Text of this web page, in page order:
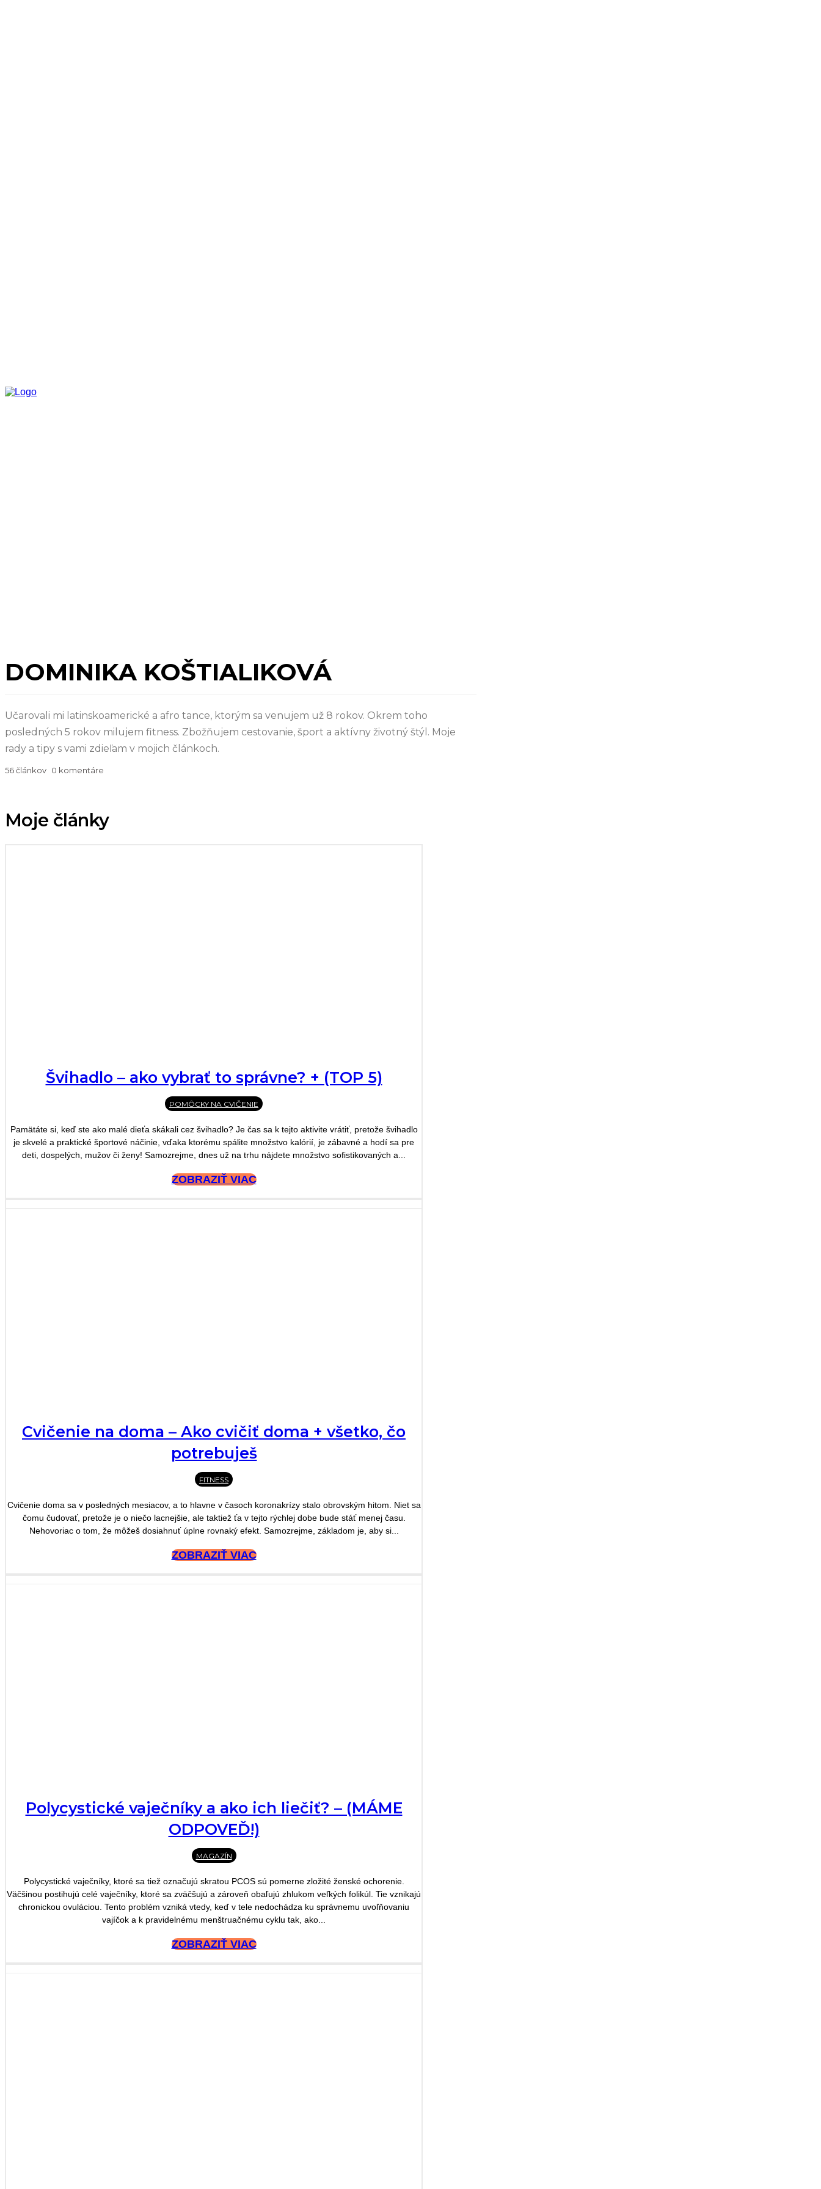
DOMINIKA KOŠTIALIKOVÁ
Učarovali mi latinskoamerické a afro tance, ktorým sa venujem už 8 rokov. Okrem toho
posledných 5 rokov milujem fitness. Zbožňujem cestovanie, šport a aktívny životný štýl. Moje
rady a tipy s vami zdieľam v mojich článkoch.
56 článkov 0 komentáre
Moje články
Švihadlo – ako vybrať to správne? + (TOP 5)
POMÔCKY NA CVIČENIE
Pamätáte si, keď ste ako malé dieťa skákali cez švihadlo? Je čas sa k tejto aktivite vrátiť, pretože švihadlo
je skvelé a praktické športové náčinie, vďaka ktorému spálite množstvo kalórií, je zábavné a hodí sa pre
deti, dospelých, mužov či ženy! Samozrejme, dnes už na trhu nájdete množstvo sofistikovaných a...
ZOBRAZIŤ VIAC
Cvičenie na doma – Ako cvičiť doma + všetko, čo
potrebuješ
FITNESS
Cvičenie doma sa v posledných mesiacov, a to hlavne v časoch koronakrízy stalo obrovským hitom. Niet sa
čomu čudovať, pretože je o niečo lacnejšie, ale taktiež ťa v tejto rýchlej dobe bude stáť menej času.
Nehovoriac o tom, že môžeš dosiahnuť úplne rovnaký efekt. Samozrejme, základom je, aby si...
ZOBRAZIŤ VIAC
Polycystické vaječníky a ako ich liečiť? – (MÁME
ODPOVEĎ!)
MAGAZÍN
Polycystické vaječníky, ktoré sa tiež označujú skratou PCOS sú pomerne zložité ženské ochorenie.
Väčšinou postihujú celé vaječníky, ktoré sa zväčšujú a zároveň obaľujú zhlukom veľkých folikúl. Tie vznikajú
chronickou ovuláciou. Tento problém vzniká vtedy, keď v tele nedochádza ku správnemu uvoľňovaniu
vajíčok a k pravidelnému menštruačnému cyklu tak, ako...
ZOBRAZIŤ VIAC